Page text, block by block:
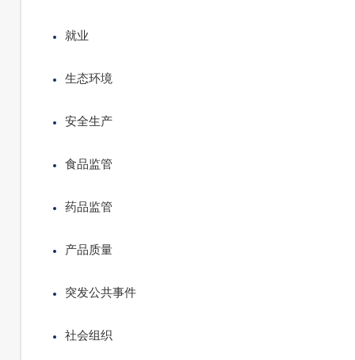
就业
生态环境
安全生产
食品监管
药品监管
产品质量
突发公共事件
社会组织